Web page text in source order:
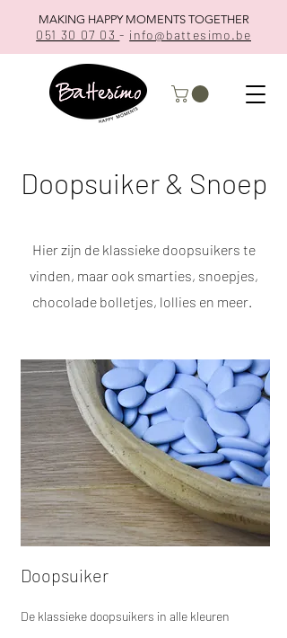
MAKING HAPPY MOMENTS TOGETHER
051 30 07 03- info@battesimo.be
Doopsuiker & Snoep
Hier zijn de klassieke doopsuikers te
vinden, maar ook smarties, snoepjes,
chocolade bolletjes, lollies en meer.
Doopsuiker
De klassieke doopsuikers in alle kleuren